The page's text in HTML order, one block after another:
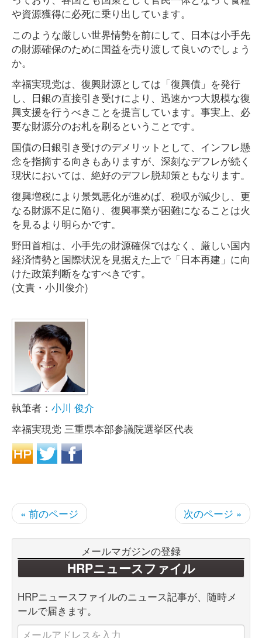
や資源獲得に必死に乗り出しています。
このような厳しい世界情勢を前にして、日本は小手先
の財源確保のために国益を売り渡して良いのでしょう
か。
幸福実現党は、復興財源としては「復興債」を発行
し、日銀の直接引き受けにより、迅速かつ大規模な復
興支援を行うべきことを提言しています。事実上、必
要な財源分のお札を刷るということです。
国債の日銀引き受けのデメリットとして、インフレ懸
念を指摘する向きもありますが、深刻なデフレが続く
現状においては、絶好のデフレ脱却策ともなります。
復興増税により景気悪化が進めば、税収が減少し、更
なる財源不足に陥り、復興事業が困難になることは火
を見るより明らかです。
野田首相は、小手先の財源確保ではなく、厳しい国内
経済情勢と国際状況を見据えた上で「日本再建」に向
けた政策判断をなすべきです。
(文責・小川俊介)
執筆者： 小川 俊介
幸福実現党 三重県本部参議院選挙区代表
« 前のページ 次のページ »
メールマガジンの登録
HRPニュースファイル
HRPニュースファイルのニュース記事が、随時メ
ールで届きます。